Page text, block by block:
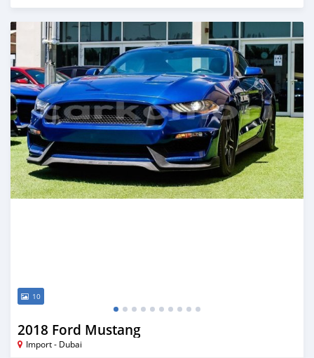
Publié il y a presque 6 ans
10
2018 Ford Mustang
Import - Dubai